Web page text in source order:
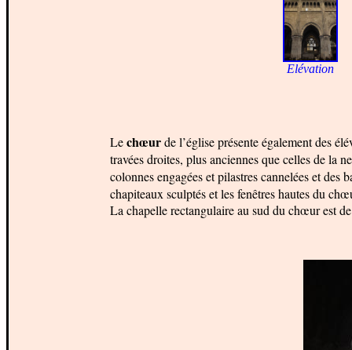
Elévation
Lechœurde l’église présente également des
travées droites, plus anciennes que celles de la
colonnes engagées et pilastres cannelées et des
chapiteaux sculptés et les fenêtres hautes du
La chapelle rectangulaire au sud du chœur est